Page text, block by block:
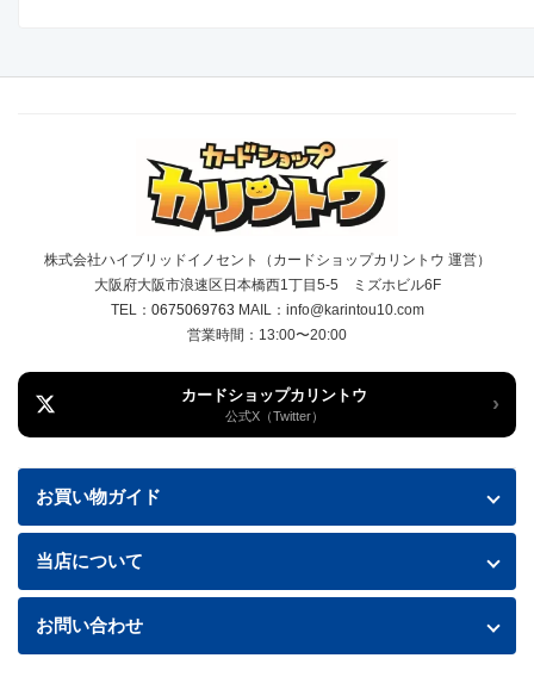
株式会社ハイブリッドイノセント（カードショップカリントウ 運営）
大阪府大阪市浪速区日本橋西1丁目5-5 ミズホビル6F
TEL： 0675069763 MAIL：info@karintou10.com
営業時間：13:00〜20:00
カードショップカリントウ
公式X（Twitter） ›
お買い物ガイド
お買い物ガイド
送料・配送について
お支払い方法
当店について
特定商取引法に基づく表記
お問い合わせ